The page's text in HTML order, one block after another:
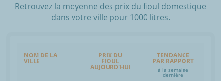
Retrouvez la moyenne des prix du fioul domestique
dans votre ville pour 1000 litres.
NOM DE LA
VILLE
PRIX DU
FIOUL
AUJOURD'HUI
TENDANCE
PAR RAPPORT
à la semaine
dernière